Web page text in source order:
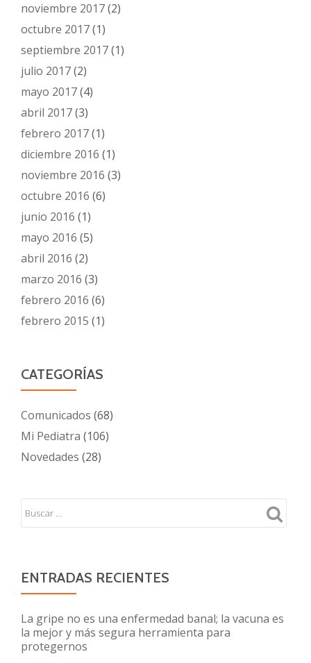
noviembre 2017(2)
octubre 2017(1)
septiembre 2017(1)
julio 2017(2)
mayo 2017(4)
abril 2017(3)
febrero 2017(1)
diciembre 2016 (1)
noviembre 2016 (3)
octubre 2016 (6)
junio 2016 (1)
mayo 2016 (5)
abril 2016 (2)
marzo 2016 (3)
febrero 2016 (6)
febrero 2015 (1)
CATEGORÍAS
Comunicados (68)
Mi Pediatra (106)
Novedades (28)
ENTRADAS RECIENTES
La gripe no es una enfermedad banal; la vacuna es
la mejor y más segura herramienta para
protegernos